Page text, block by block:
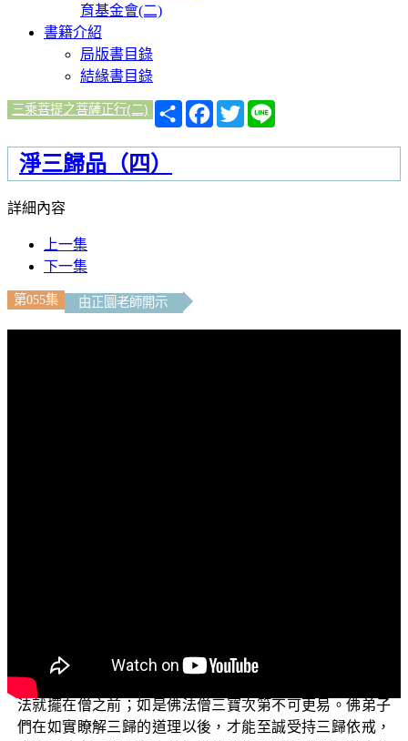
育基金會(二)
書籍介紹
局版書目錄
結緣書目錄
三乘菩提之菩薩正行(二)
分
享
Facebook
Twitter
淨三歸品（四）
詳細內容
上一集
下一集
第055集 由正圜老師開示
由於如來的智慧和解脫都是三界中最殊勝的，所以三歸時
應當先歸依於佛；也因為僧仍然必須繼續修學佛法，所以
法就擺在僧之前；如是佛法僧三寶次第不可更易。佛弟子
們在如實瞭解三歸的道理以後，才能至誠受持三歸依戒，